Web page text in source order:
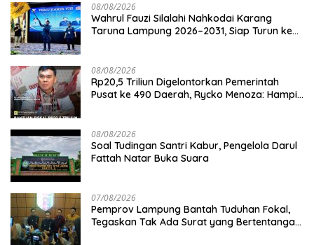
08/08/2026
Wahrul Fauzi Silalahi Nahkodai Karang
Taruna Lampung 2026–2031, Siap Turun ke
08/08/2026
Rp20,5 Triliun Digelontorkan Pemerintah
Pusat ke 490 Daerah, Rycko Menoza: Hampir
08/08/2026
Soal Tudingan Santri Kabur, Pengelola Darul
Fattah Natar Buka Suara
07/08/2026
Pemprov Lampung Bantah Tuduhan Fokal,
Tegaskan Tak Ada Surat yang Bertentangan